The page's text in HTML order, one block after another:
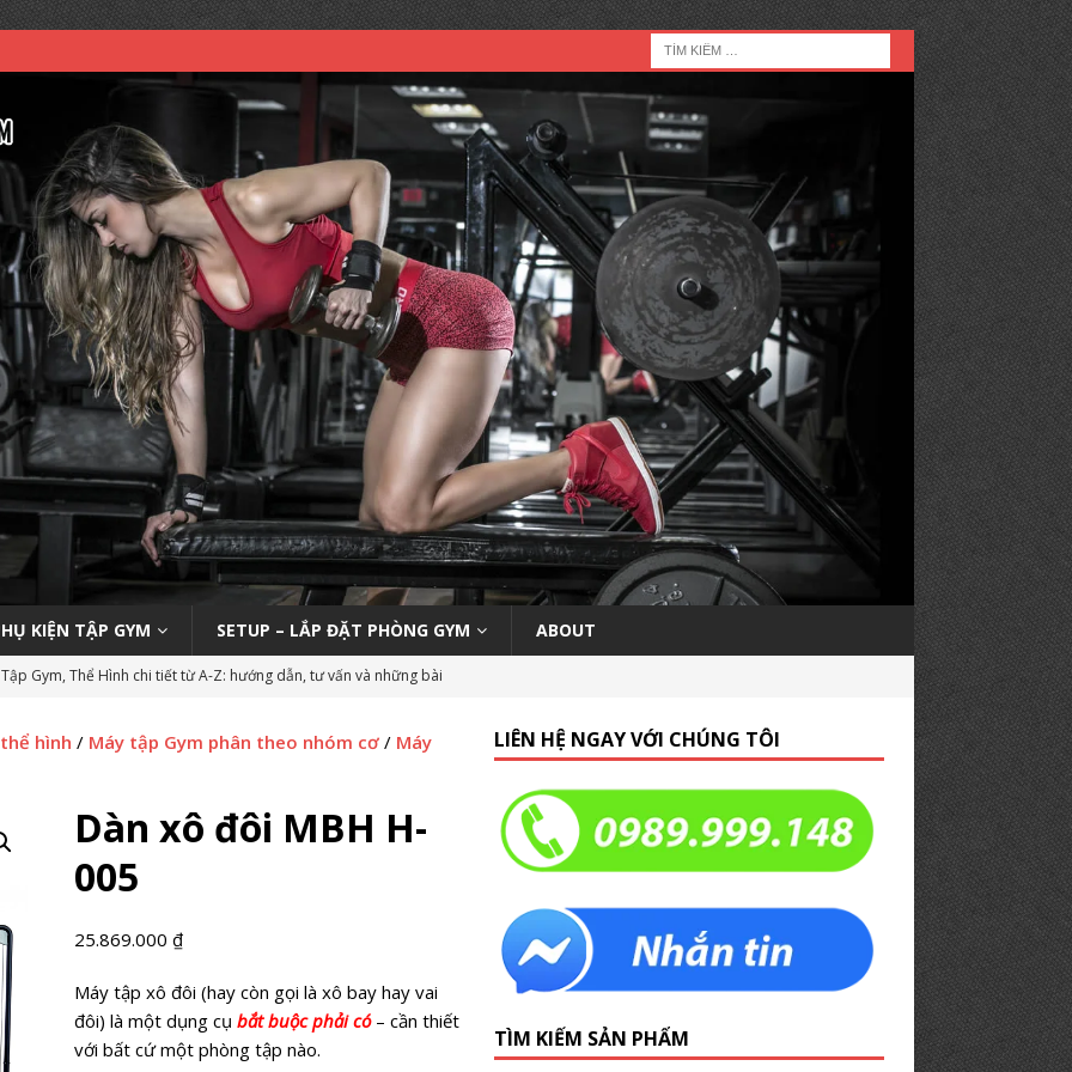
KIỆN TẬP GYM SETUP – LẮP ĐẶT PHÒNG GYM ABOUT
Gym, Thể Hình chi tiết từ A-Z: hướng dẫn, tư vấn và những bài
270 tại phòng gym | Nên hay không nên?
KINH NGHIỆM MỞ
viên Gym (Thể hình – Fitness) tại TP HCM tháng 9/2019
LỚP
Gym Trên Toàn Quốc
dân: Thái Hòa Gym tại Nghệ An
thông: HC Fitness tại TP. Hải Dương
CÁC DỰ ÁN SETUP
hình / Máy tập Gym phân theo nhóm cơ / Máy
Dàn xô đôi MBH H-
005
25.869.000 ₫
Máy tập xô đôi (hay còn gọi là xô bay hay vai
đôi) là một dụng cụ bắt buộc phải có– cần thiết
với bất cứ một phòng tập nào.
LIÊN HỆ NGAY VỚI CHÚNG TÔI
TÌM KIẾM SẢN PHẨM